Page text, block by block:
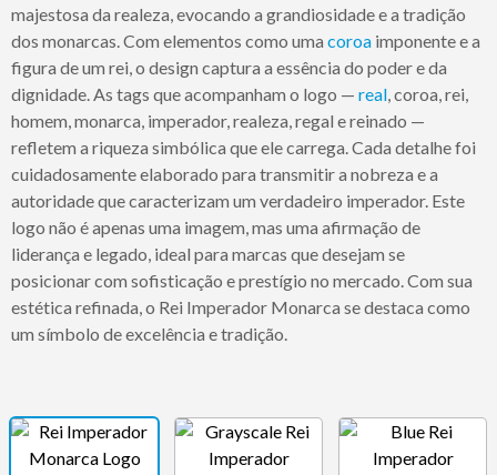
majestosa da realeza, evocando a grandiosidade e a tradição
dos monarcas. Com elementos como uma coroa imponente e a
figura de um rei, o design captura a essência do poder e da
dignidade. As tags que acompanham o logo — real, coroa, rei,
homem, monarca, imperador, realeza, regal e reinado —
refletem a riqueza simbólica que ele carrega. Cada detalhe foi
cuidadosamente elaborado para transmitir a nobreza e a
autoridade que caracterizam um verdadeiro imperador. Este
logo não é apenas uma imagem, mas uma afirmação de
liderança e legado, ideal para marcas que desejam se
posicionar com sofisticação e prestígio no mercado. Com sua
estética refinada, o Rei Imperador Monarca se destaca como
um símbolo de excelência e tradição.